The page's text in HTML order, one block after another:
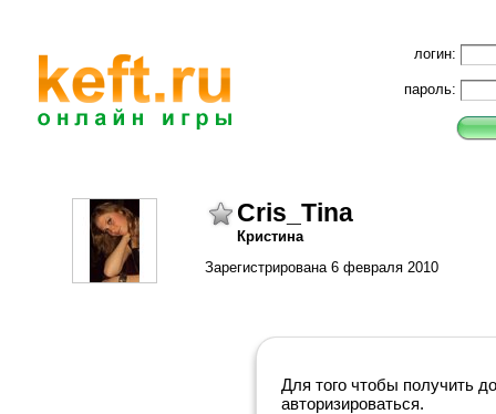
логин:
пароль:
Cris_Tina
Кристина
Зарегистрирована 6 февраля 2010
Для того чтобы получить
авторизироваться.